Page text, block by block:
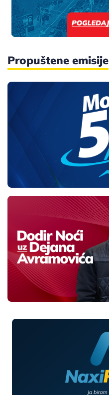
Propuštene emisije